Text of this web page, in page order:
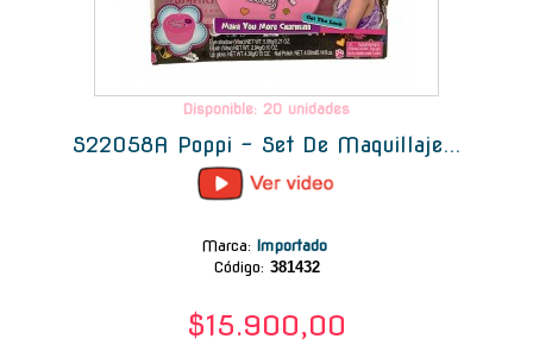
Disponible: 20 unidades
S22058A Poppi - Set De Maquillaje...
Marca: Importado
Código: 381432
$15.900,00